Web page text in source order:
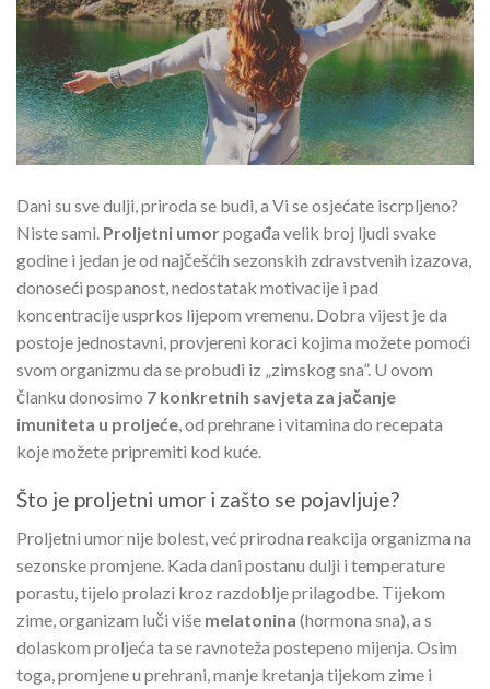
Dani su sve dulji, priroda se budi, a Vi se osjećate iscrpljeno?
Niste sami. Proljetni umorpogađa velik broj ljudi svake
godine i jedan je od najčešćih sezonskih zdravstvenih izazova,
donoseći pospanost, nedostatak motivacije i pad
koncentracije usprkos lijepom vremenu. Dobra vijest je da
postoje jednostavni, provjereni koraci kojima možete pomoći
svom organizmu da se probudi iz „zimskog sna”. U ovom
članku donosimo 7 konkretnih savjeta za jačanje
imuniteta u proljeće , od prehrane i vitamina do recepata
koje možete pripremiti kod kuće.
Što je proljetni umor i zašto se pojavljuje?
Proljetni umor nije bolest, već prirodna reakcija organizma na
sezonske promjene. Kada dani postanu dulji i temperature
porastu, tijelo prolazi kroz razdoblje prilagodbe. Tijekom
zime, organizam luči više melatonina (hormona sna), a s
dolaskom proljeća ta se ravnoteža postepeno mijenja. Osim
toga, promjene u prehrani, manje kretanja tijekom zime i